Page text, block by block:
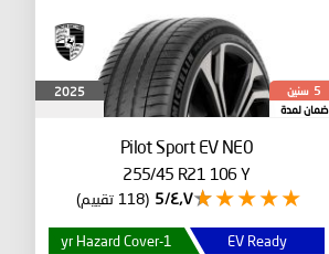
5 سنين
ضمان لمدة
2025
Pilot Sport EV NE0
255/45 R21 106 Y
٤٫٧/5 (118 تقييم)
EV Ready
1-yr Hazard Cover